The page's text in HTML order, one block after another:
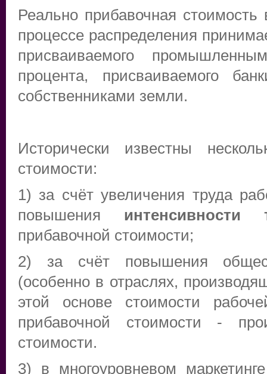
Реально прибавочная
процессе распределения
присваиваемого
процента, присваиваемого
собственниками земли.
Исторически известны
стоимости:
1) за счёт увеличения труда
повышения
прибавочной стоимости;
2) за счёт повышения
(особенно в отраслях,
этой основе стоимости
прибавочной стоимости -
стоимости.
3) в многоуровневом